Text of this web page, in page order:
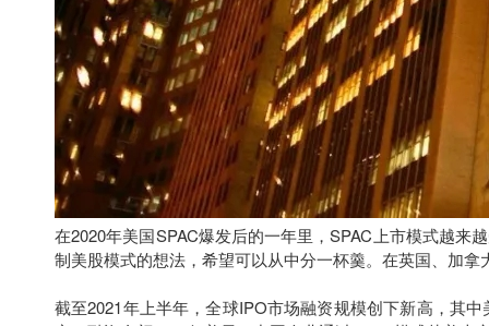
在2020年美国SPAC爆发后的一年里，SPAC上市模式越来
制美股模式的想法，希望可以从中分一杯羹。在英国、加
截至2021年上半年，全球IPO市场融资规模创下新高，其